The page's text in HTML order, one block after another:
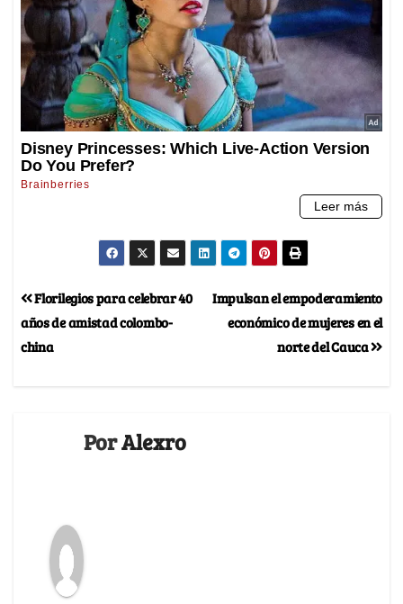
Impulsan el empoderamiento
económico de mujeres en el
norte del Cauca
Florilegios para celebrar 40
años de amistad colombo-
china
PorAlexro